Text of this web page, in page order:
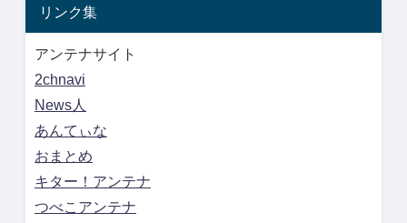
リンク集
アンテナサイト
2chnavi
News人
あんてぃな
おまとめ
キター！アンテナ
つべこアンテナ